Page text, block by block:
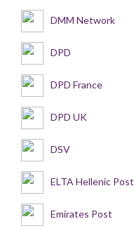
DMM Network
DPD
DPD France
DPD UK
DSV
ELTA Hellenic Post
Emirates Post